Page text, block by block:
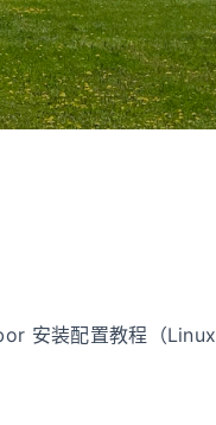
安装配置教程（Linux